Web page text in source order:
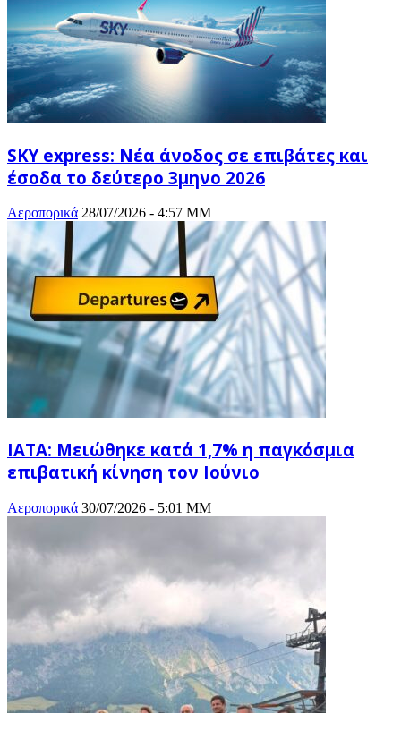
SKY express: Νέα άνοδος σε επιβάτες και
έσοδα το δεύτερο 3μηνο 2026
Αεροπορικά 28/07/2026 - 4:57 ΜΜ
ΙΑΤΑ: Μειώθηκε κατά 1,7% η παγκόσμια
επιβατική κίνηση τον Ιούνιο
Αεροπορικά 30/07/2026 - 5:01 ΜΜ